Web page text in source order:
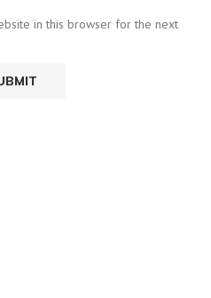
in this browser for the next